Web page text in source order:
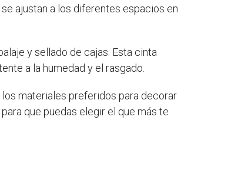
ajustan a los diferentes espacios en
y sellado de cajas. Esta cinta
a la humedad y el rasgado.
materiales preferidos para decorar
que puedas elegir el que más te